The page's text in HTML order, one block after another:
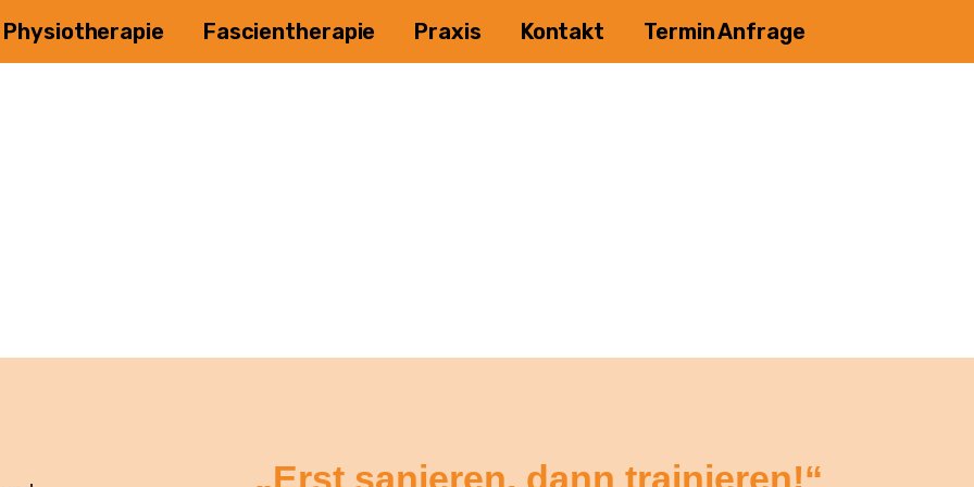
Physiotherapie Fascientherapie Praxis Kontakt Termin Anfrage
„Erst sanieren, dann trainieren!“